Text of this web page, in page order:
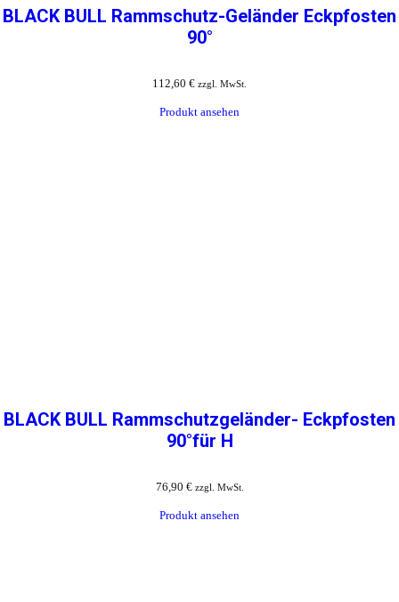
BLACK BULL Rammschutz-Geländer Eckpfosten
90°
112,60 € zzgl. MwSt.
Produkt ansehen
BLACK BULL Rammschutzgeländer- Eckpfosten
90°für H
76,90 € zzgl. MwSt.
Produkt ansehen